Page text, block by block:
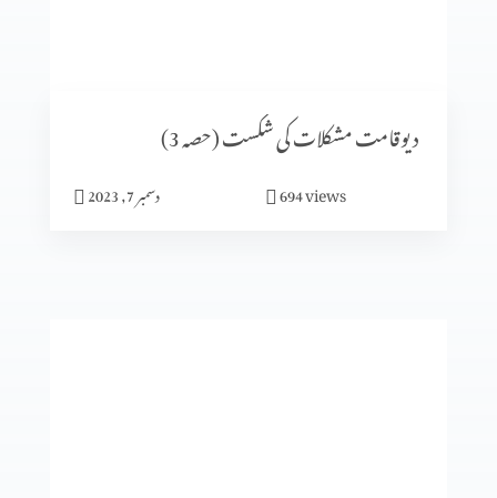
میں جلدی میں مگر خدا نہیں
دیوقامت مشکلات کی شکست (حصہ 3)
دسمبر 7, 2023 694views